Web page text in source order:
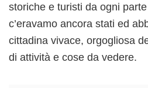
storiche e turisti da ogni parte
c’eravamo ancora stati ed
cittadina vivace, orgogliosa
di attività e cose da vedere.